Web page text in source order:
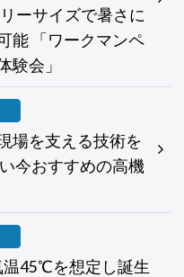
ーサイズで暑さに
能 「ワークマンペ
験会」
場を支える技術を
今おすすめの高機
温45℃を想定し誕生